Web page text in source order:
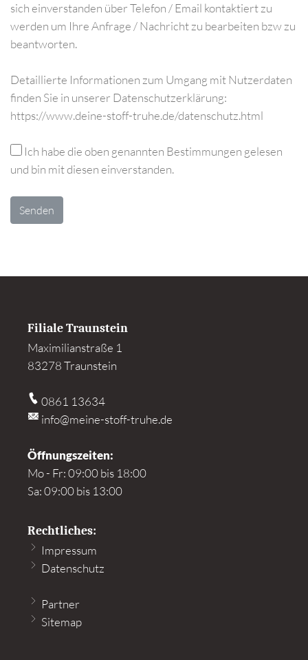
sich einverstanden über Telefon / Email kontaktiert zu
werden um Ihre Anfrage / Nachricht zu bearbeiten bzw zu
beantworten.
Detaillierte Informationen zum Umgang mit Nutzerdaten
finden Sie in unserer Datenschutzerklärung:
https://www.deine-stoff-truhe.de/datenschutz.html
Ich habe die oben genannten Bestimmungen gelesen
und bin mit diesen einverstanden.
Senden
Filiale Traunstein
Maximilianstraße 1
83278 Traunstein
0861 13634
info@meine-stoff-truhe.de
Öffnungszeiten:
Mo - Fr: 09:00 bis 18:00
Sa: 09:00 bis 13:00
Rechtliches:
Impressum
Datenschutz
Partner
Sitemap